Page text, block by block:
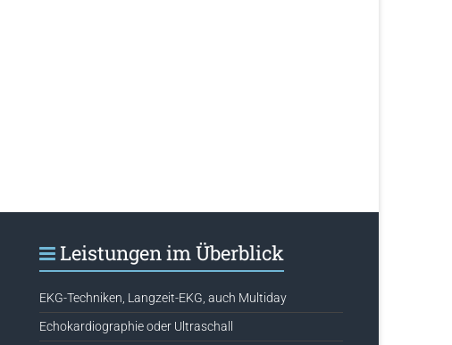
Leistungen im Überblick
EKG-Techniken, Langzeit-EKG, auch Multiday
Echokardiographie oder Ultraschall